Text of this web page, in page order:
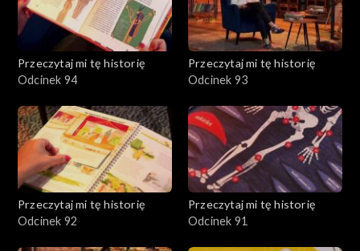
Przeczytaj mi tę historię
Odcinek 94
Przeczytaj mi tę historię
Odcinek 93
Przeczytaj mi tę historię
Odcinek 92
Przeczytaj mi tę historię
Odcinek 91